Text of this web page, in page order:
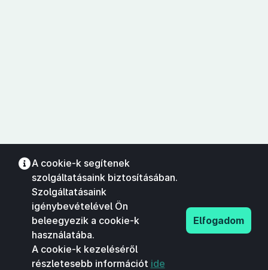
A cookie-k segítenek
szolgáltatásaink biztosításában.
Szolgáltatásaink
igénybevételével Ön
beleegyezik a cookie-k
használatába.
A cookie-k kezeléséről
részletesebb információt ide
Elfogadom